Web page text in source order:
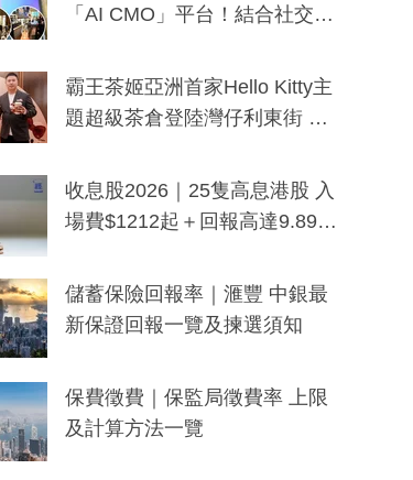
「AI CMO」平台！結合社交聆
分鐘生成「貼地」宣傳短片
霸王茶姬亞洲首家Hello Kitty主
題超級茶倉登陸灣仔利東街 推
y及香港限定特調系列
收息股2026｜25隻高息港股 入
場費$1212起＋回報高達9.89
儲蓄保險回報率｜滙豐 中銀最
新保證回報一覽及揀選須知
保費徵費｜保監局徵費率 上限
及計算方法一覽